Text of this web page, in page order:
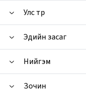
Улс төр
Эдийн засаг
Нийгэм
Зочин